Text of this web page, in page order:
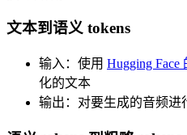
文本到语义 tokens
输入：使用 Hugging Face
化的文本
输出：对要生成的音频进